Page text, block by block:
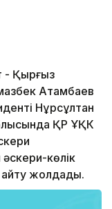
- Қырғыз
Атамбаев
Нұрсұлтан
ҚР ҰҚК
әскери-көлік
айту жолдады.